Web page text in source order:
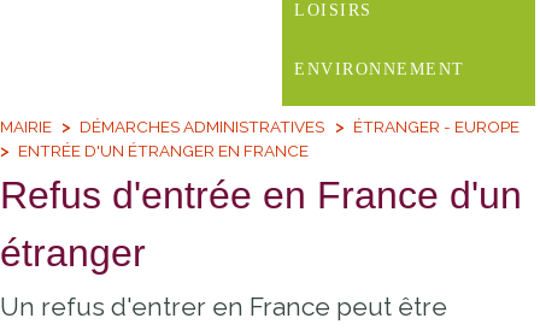
LOISIRS
ENVIRONNEMENT
MAIRIE DÉMARCHES ADMINISTRATIVES
ÉTRANGER - EUROPE
ENTRÉE D'UN ÉTRANGER EN FRANCE
Refus d'entrée en France d'un
étranger
Un refus d'entrer en France peut être